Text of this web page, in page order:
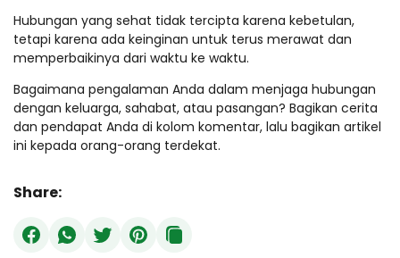
Hubungan yang sehat tidak tercipta karena kebetulan,
tetapi karena ada keinginan untuk terus merawat dan
memperbaikinya dari waktu ke waktu.
Bagaimana pengalaman Anda dalam menjaga hubungan
dengan keluarga, sahabat, atau pasangan? Bagikan cerita
dan pendapat Anda di kolom komentar, lalu bagikan artikel
ini kepada orang-orang terdekat.
Share: